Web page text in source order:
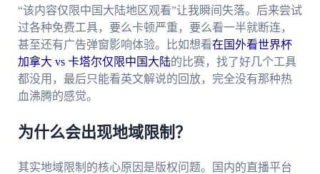
“该内容仅限中国大陆地区观看”让我瞬间失落。后来尝试
过各种免费工具，要么卡顿严重，要么看一半就断连，
甚至还有广告弹窗影响体验。比如想看在国外看世界杯
加拿大 vs 卡塔尔仅限中国大陆的比赛，找了好几个工具
都没用，最后只能看英文解说的回放，完全没有那种热
血沸腾的感觉。
为什么会出现地域限制？
其实地域限制的核心原因是版权问题。国内的直播平台